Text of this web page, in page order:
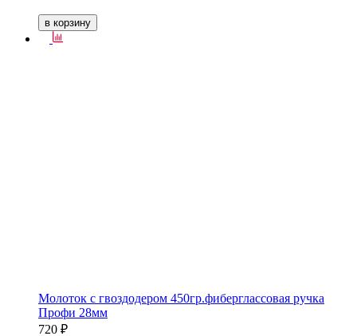
в корзину
Молоток с гвоздодером 450гр.фиберглассовая ручка
Профи 28мм
720 ₽